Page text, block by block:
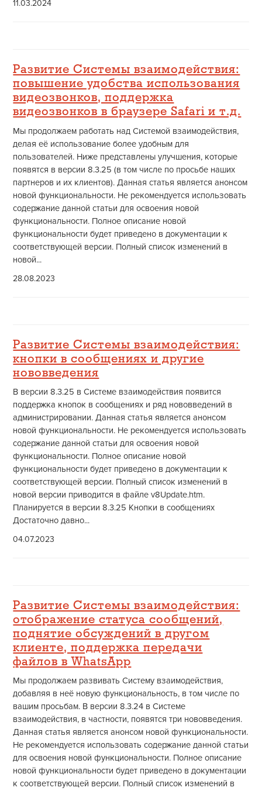
11.03.2024
Развитие Системы взаимодействия:
повышение удобства использования
видеозвонков, поддержка
видеозвонков в браузере Safari и т.д.
Мы продолжаем работать над Системой взаимодействия,
делая её использование более удобным для
пользователей. Ниже представлены улучшения, которые
появятся в версии 8.3.25 (в том числе по просьбе наших
партнеров и их клиентов). Данная статья является анонсом
новой функциональности. Не рекомендуется использовать
содержание данной статьи для освоения новой
функциональности. Полное описание новой
функциональности будет приведено в документации к
соответствующей версии. Полный список изменений в
новой...
28.08.2023
Развитие Системы взаимодействия:
кнопки в сообщениях и другие
нововведения
В версии 8.3.25 в Системе взаимодействия появится
поддержка кнопок в сообщениях и ряд нововведений в
администрировании. Данная статья является анонсом
новой функциональности. Не рекомендуется использовать
содержание данной статьи для освоения новой
функциональности. Полное описание новой
функциональности будет приведено в документации к
соответствующей версии. Полный список изменений в
новой версии приводится в файле v8Update.htm.
Планируется в версии 8.3.25 Кнопки в сообщениях
Достаточно давно...
04.07.2023
Развитие Системы взаимодействия:
отображение статуса сообщений,
поднятие обсуждений в другом
клиенте, поддержка передачи
файлов в WhatsApp
Мы продолжаем развивать Систему взаимодействия,
добавляя в неё новую функциональность, в том числе по
вашим просьбам. В версии 8.3.24 в Системе
взаимодействия, в частности, появятся три нововведения.
Данная статья является анонсом новой функциональности.
Не рекомендуется использовать содержание данной статьи
для освоения новой функциональности. Полное описание
новой функциональности будет приведено в документации
к соответствующей версии. Полный список изменений в